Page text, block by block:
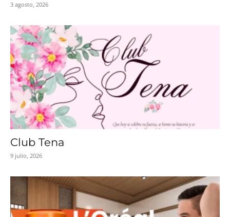
3 agosto, 2026
Club Tena
9 julio, 2026